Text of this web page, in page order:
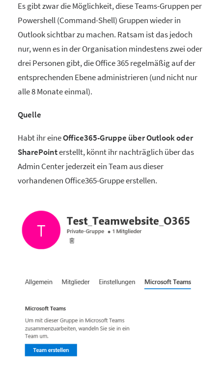
Es gibt zwar die Möglichkeit, diese Teams-Gruppen per
Powershell (Command-Shell) Gruppen wieder in
Outlook sichtbar zu machen. Ratsam ist das jedoch
nur, wenn es in der Organisation mindestens zwei oder
drei Personen gibt, die Office 365 regelmäßig auf der
entsprechenden Ebene administrieren (und nicht nur
alle 8 Monate einmal).
Quelle
Habt ihr eineOffice365-Gruppe über Outlook oder
SharePointerstellt, könnt ihr nachträglich über das
Admin Center jederzeit ein Team aus dieser
vorhandenen Office365-Gruppe erstellen.